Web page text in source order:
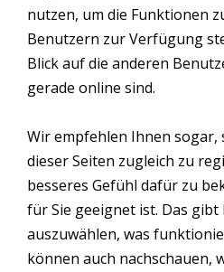
nutzen, um die Funktionen
Benutzern zur Verfügung
Blick auf die anderen
gerade online sind.
Wir empfehlen Ihnen sogar,
dieser Seiten zugleich zu
besseres Gefühl dafür zu
für Sie geeignet ist. Das
auszuwählen, was
können auch nachschauen,